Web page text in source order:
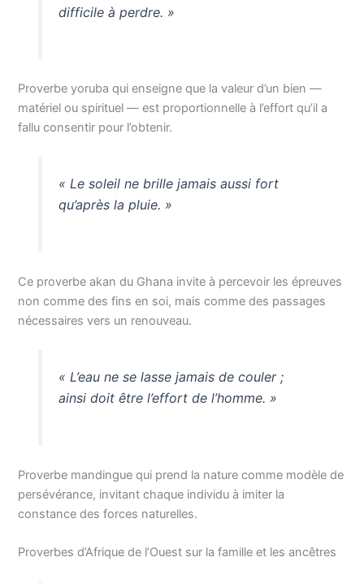
difficile à perdre. »
Proverbe yoruba qui enseigne que la valeur d’un bien —
matériel ou spirituel — est proportionnelle à l’effort qu’il a
fallu consentir pour l’obtenir.
« Le soleil ne brille jamais aussi fort
qu’après la pluie. »
Ce proverbe akan du Ghana invite à percevoir les épreuves
non comme des fins en soi, mais comme des passages
nécessaires vers un renouveau.
« L’eau ne se lasse jamais de couler ;
ainsi doit être l’effort de l’homme. »
Proverbe mandingue qui prend la nature comme modèle de
persévérance, invitant chaque individu à imiter la
constance des forces naturelles.
Proverbes d’Afrique de l’Ouest sur la famille et les ancêtres